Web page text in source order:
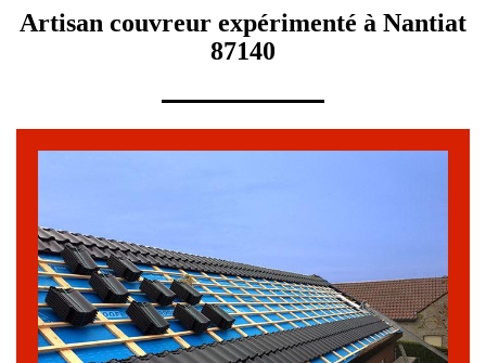
Artisan couvreur expérimenté à Nantiat
87140